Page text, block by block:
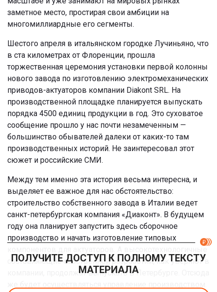
заметное место, простирая свои амбиции на
многомиллиардные его сегменты.
Шестого апреля в итальянском городке Лучиньяно, что
в ста километрах от Флоренции, прошла
торжественная церемония установки первой колонны
нового завода по изготовлению электромеханических
приводов-актуаторов компании Diakont SRL. На
производственной площадке планируется выпускать
порядка 4500 единиц продукции в год. Это суховатое
сообщение прошло у нас почти незамеченным —
большинство обывателей далеки от каких-то там
производственных историй. Не заинтересовал этот
сюжет и российские СМИ.
Между тем именно эта история весьма интересна, и
выделяет ее важное для нас обстоятельство:
строительство собственного завода в Италии ведет
санкт-петербургская компания «Диаконт». В будущем
году она планирует запустить здесь сборочное
производство и начать изготовление типовых
составляющие собственной разработки, как уверяют в
компании, продолжат выпускать в Петербурге. Отсюда
ПОЛУЧИТЕ ДОСТУП К ПОЛНОМУ ТЕКСТУ
МАТЕРИАЛА